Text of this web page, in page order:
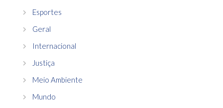
Esportes
Geral
Internacional
Justiça
Meio Ambiente
Mundo